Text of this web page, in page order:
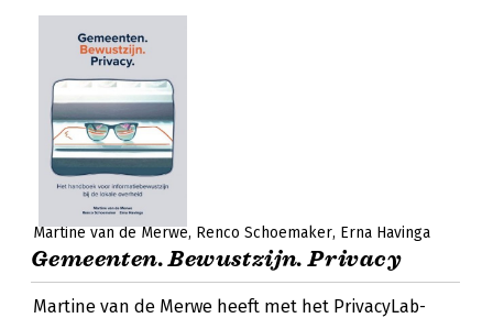
Martine van de Merwe Renco Schoemaker Erna Havinga
Gemeenten. Bewustzijn. Privacy
Martine van de Merwe heeft met het PrivacyLab-